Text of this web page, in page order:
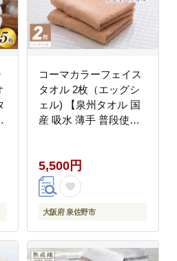
コーマカラーフェイス
タオル 2枚（エッグシ
ェル) 【泉州タオル 国
産 吸水 薄手 普段使い
5,500円
大阪府 泉佐野市